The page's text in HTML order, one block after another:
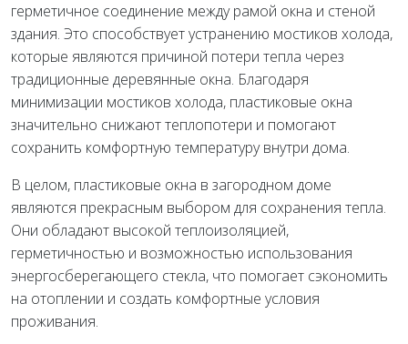
герметичное соединение между рамой окна и стеной
здания. Это способствует устранению мостиков холода,
которые являются причиной потери тепла через
традиционные деревянные окна. Благодаря
минимизации мостиков холода, пластиковые окна
значительно снижают теплопотери и помогают
сохранить комфортную температуру внутри дома.
В целом, пластиковые окна в загородном доме
являются прекрасным выбором для сохранения тепла.
Они обладают высокой теплоизоляцией,
герметичностью и возможностью использования
энергосберегающего стекла, что помогает сэкономить
на отоплении и создать комфортные условия
проживания.